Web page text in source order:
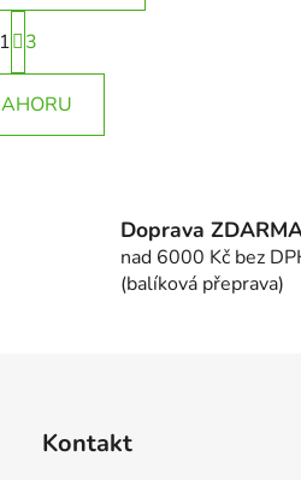
O
v
l
á
S
t
r
á
n
k
1 3
Doprava
nad 6000 Kč bez
(balíková přeprava)
Kontakt